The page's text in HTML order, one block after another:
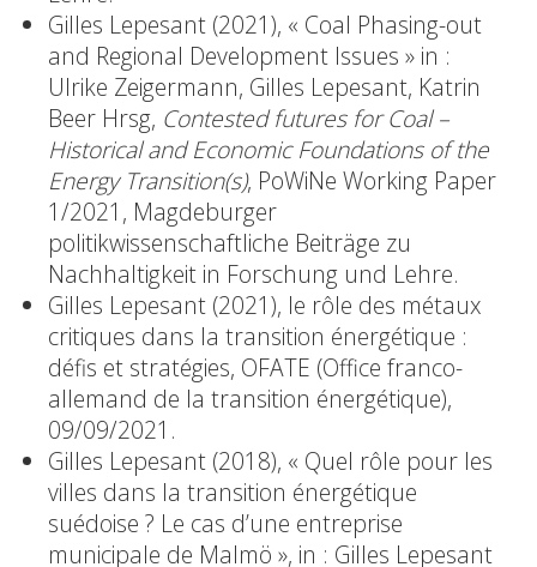
Gilles Lepesant (2021), « Coal Phasing-out
and Regional Development Issues » in :
Ulrike Zeigermann, Gilles Lepesant, Katrin
Beer Hrsg, Contested futures for Coal –
Historical and Economic Foundations of the
Energy Transition(s), PoWiNe Working Paper
1/2021, Magdeburger
politikwissenschaftliche Beiträge zu
Nachhaltigkeit in Forschung und Lehre.
Gilles Lepesant (2021), le rôle des métaux
critiques dans la transition énergétique :
défis et stratégies, OFATE (Office franco-
allemand de la transition énergétique),
09/09/2021.
Gilles Lepesant (2018), « Quel rôle pour les
villes dans la transition énergétique
suédoise ? Le cas d’une entreprise
municipale de Malmö », in : Gilles Lepesant